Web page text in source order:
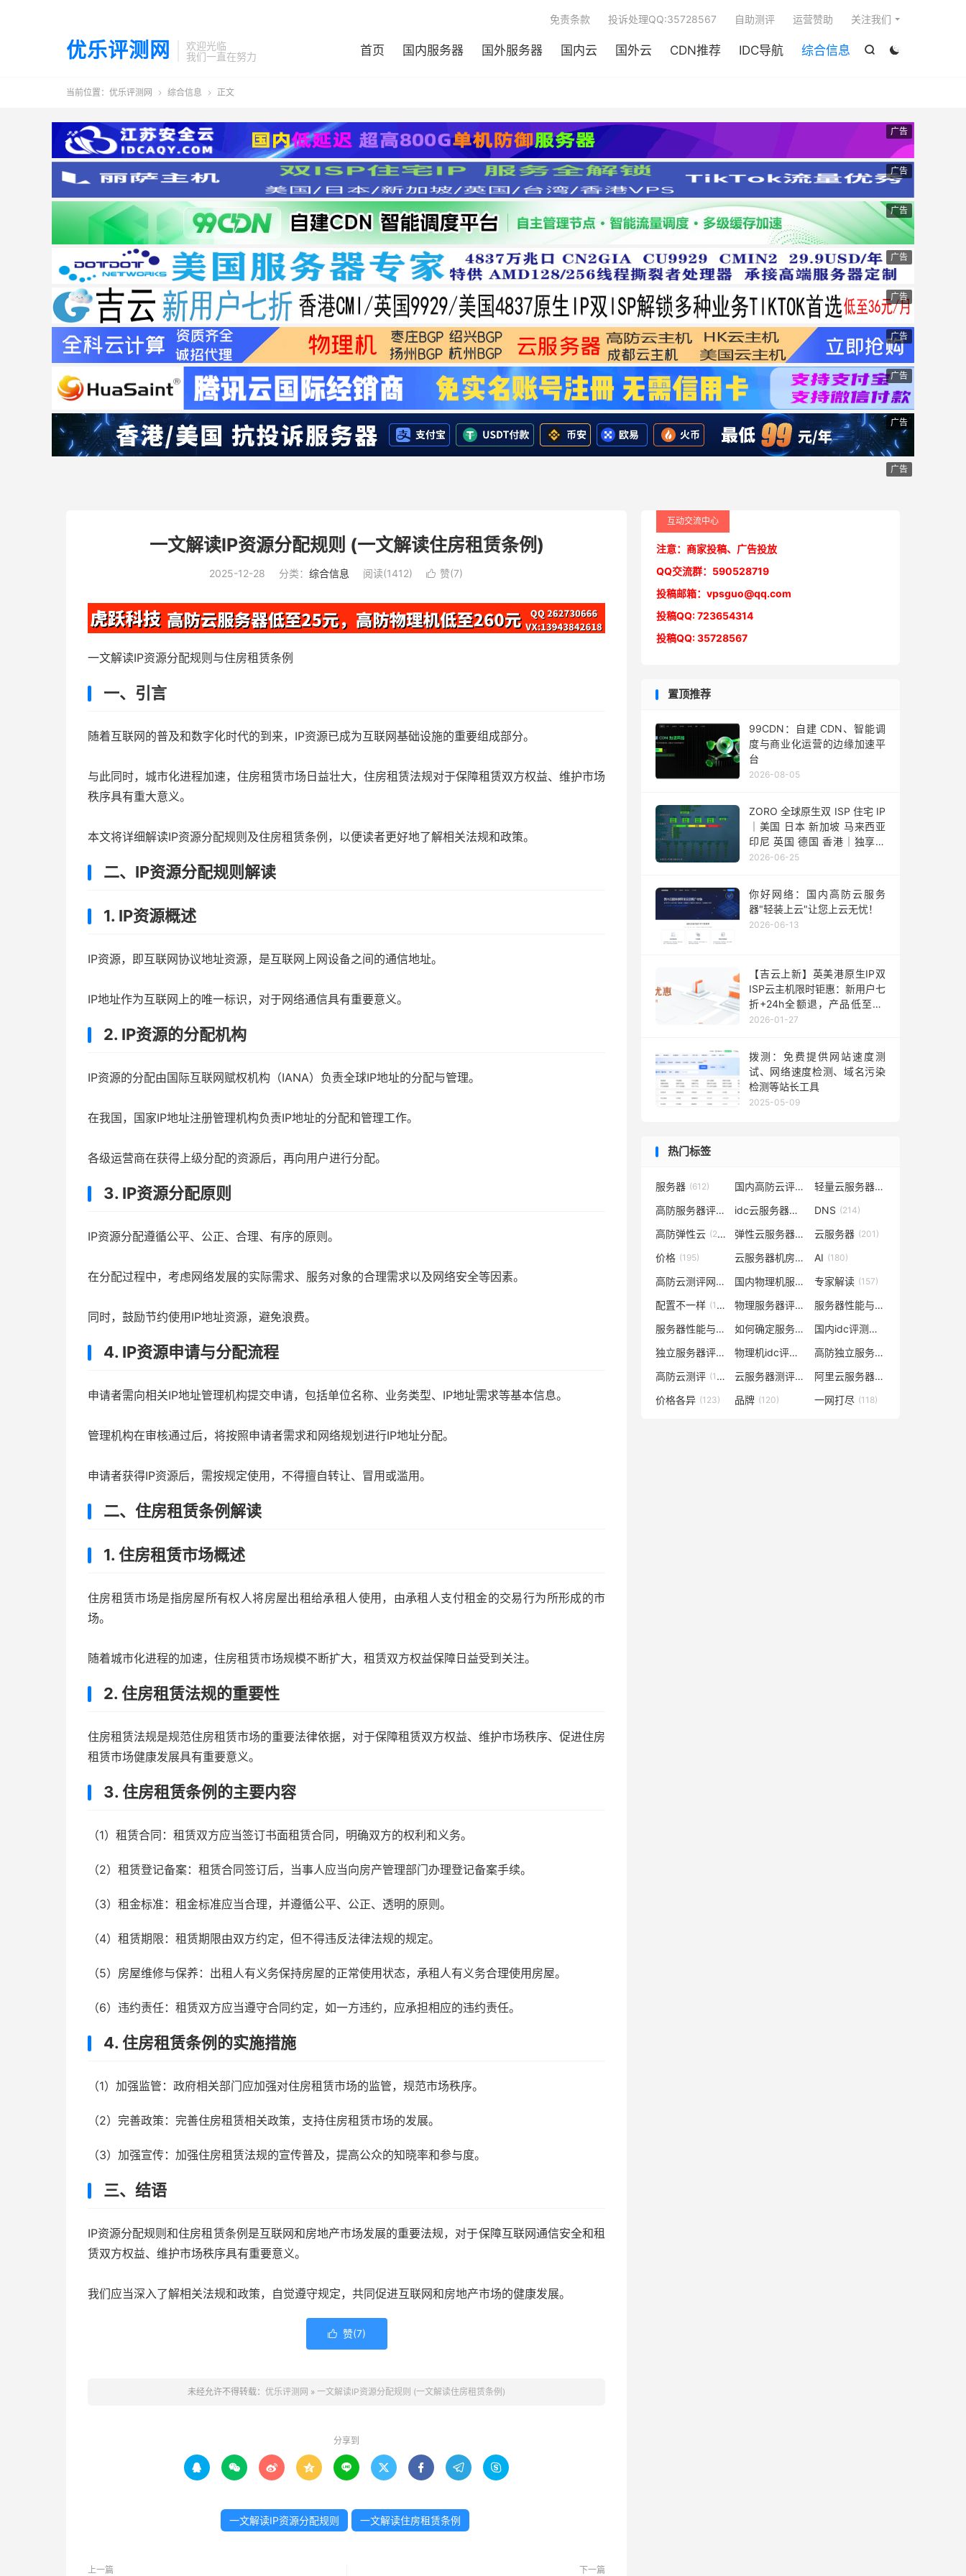
优乐评测网
欢迎光临
我们一直在努力


首页 国内服务器 国外服务器 国内云 国外云 CDN推荐 IDC导航 综合信息
免责条款 投诉处理QQ:35728567 自助测评 运营赞助 关注我们
当前位置： 优乐评测网  综合信息  正文
广告
广告
广告
广告
广告
广告
广告
广告
广告
一文解读IP资源分配规则 (一文解读住房租赁条例)
2025-12-28 分类： 综合信息 阅读(1412)  赞(7)
一文解读IP资源分配规则与住房租赁条例
一、引言
随着互联网的普及和数字化时代的到来，IP资源已成为互联网基础设施的重要组成部分。
与此同时，城市化进程加速，住房租赁市场日益壮大，住房租赁法规对于保障租赁双方权益、维护市场
秩序具有重大意义。
本文将详细解读IP资源分配规则及住房租赁条例，以便读者更好地了解相关法规和政策。
二、IP资源分配规则解读
1. IP资源概述
IP资源，即互联网协议地址资源，是互联网上网设备之间的通信地址。
IP地址作为互联网上的唯一标识，对于网络通信具有重要意义。
2. IP资源的分配机构
IP资源的分配由国际互联网赋权机构（IANA）负责全球IP地址的分配与管理。
在我国，国家IP地址注册管理机构负责IP地址的分配和管理工作。
各级运营商在获得上级分配的资源后，再向用户进行分配。
3. IP资源分配原则
IP资源分配遵循公平、公正、合理、有序的原则。
在分配过程中，考虑网络发展的实际需求、服务对象的合理需求以及网络安全等因素。
同时，鼓励节约使用IP地址资源，避免浪费。
4. IP资源申请与分配流程
申请者需向相关IP地址管理机构提交申请，包括单位名称、业务类型、IP地址需求等基本信息。
管理机构在审核通过后，将按照申请者需求和网络规划进行IP地址分配。
申请者获得IP资源后，需按规定使用，不得擅自转让、冒用或滥用。
二、住房租赁条例解读
1. 住房租赁市场概述
住房租赁市场是指房屋所有权人将房屋出租给承租人使用，由承租人支付租金的交易行为所形成的市
场。
随着城市化进程的加速，住房租赁市场规模不断扩大，租赁双方权益保障日益受到关注。
2. 住房租赁法规的重要性
住房租赁法规是规范住房租赁市场的重要法律依据，对于保障租赁双方权益、维护市场秩序、促进住房
租赁市场健康发展具有重要意义。
3. 住房租赁条例的主要内容
（1）租赁合同：租赁双方应当签订书面租赁合同，明确双方的权利和义务。
（2）租赁登记备案：租赁合同签订后，当事人应当向房产管理部门办理登记备案手续。
（3）租金标准：租金标准应当合理，并遵循公平、公正、透明的原则。
（4）租赁期限：租赁期限由双方约定，但不得违反法律法规的规定。
（5）房屋维修与保养：出租人有义务保持房屋的正常使用状态，承租人有义务合理使用房屋。
（6）违约责任：租赁双方应当遵守合同约定，如一方违约，应承担相应的违约责任。
4. 住房租赁条例的实施措施
（1）加强监管：政府相关部门应加强对住房租赁市场的监管，规范市场秩序。
（2）完善政策：完善住房租赁相关政策，支持住房租赁市场的发展。
（3）加强宣传：加强住房租赁法规的宣传普及，提高公众的知晓率和参与度。
三、结语
IP资源分配规则和住房租赁条例是互联网和房地产市场发展的重要法规，对于保障互联网通信安全和租
赁双方权益、维护市场秩序具有重要意义。
我们应当深入了解相关法规和政策，自觉遵守规定，共同促进互联网和房地产市场的健康发展。
 赞(7)
未经允许不得转载： 优乐评测网 » 一文解读IP资源分配规则 (一文解读住房租赁条例)
分享到
        
一文解读IP资源分配规则 一文解读住房租赁条例
上一篇 下一篇
互动交流中心
注意：商家投稿、广告投放
QQ交流群：590528719
投稿邮箱：vpsguo@qq.com
投稿QQ: 723654314
投稿QQ: 35728567
置顶推荐
99CDN：自建 CDN、智能调
度与商业化运营的边缘加速平
台
2026-08-05
ZORO 全球原生双 ISP 住宅 IP
｜美国 日本 新加坡 马来西亚
印尼 英国 德国 香港｜独享静
态 IPv4
2026-06-25
你好网络：国内高防云服务
器"轻装上云"让您上云无忧！
2026-06-13
【吉云上新】英美港原生IP双
ISP云主机限时钜惠：新用户七
折+24h全额退，产品低至36
元每月，TikTok业务秒部署！
2026-01-27
拨测：免费提供网站速度测
试、网络速度检测、域名污染
检测等站长工具
2025-05-09
热门标签
服务器 (612) 国内高防云评测 (302) 轻量云服务器(262)
高防服务器评测 (232) idc云服务器评测 (223)
DNS (214)
高防弹性云 (210) 弹性云服务器评测 (209)
云服务器 (201)
价格 (195) 云服务器机房评测 (185)
AI (180)
高防云测评网(169) 国内物理机服务器测评 (165)
专家解读 (157)
配置不一样 (148) 物理服务器评测 (148) 服务器性能与价格对比
服务器性能与什么有关 (138) 如何确定服务器数量及配置 (129)
国内idc评测云服务器
独立服务器评测 (128) 物理机idc评测网 (128) 高防独立服务器评测
高防云测评 (128) 云服务器测评网 (127) 阿里云服务器多少钱一年
价格各异 (123) 品牌 (120) 一网打尽 (118)